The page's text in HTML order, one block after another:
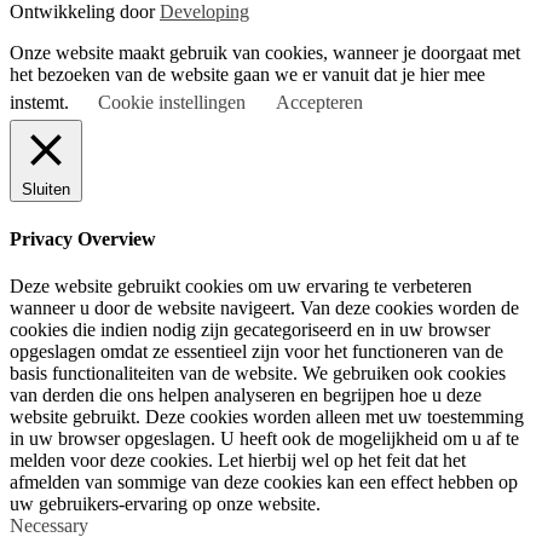
Ontwikkeling doorDeveloping
Onze website maakt gebruik van cookies, wanneer je doorgaat met
het bezoeken van de website gaan we er vanuit dat je hier mee
instemt.
Cookie instellingen Accepteren
Sluiten
Privacy Overview
Deze website gebruikt cookies om uw ervaring te verbeteren
wanneer u door de website navigeert. Van deze cookies worden de
cookies die indien nodig zijn gecategoriseerd en in uw browser
opgeslagen omdat ze essentieel zijn voor het functioneren van de
basis functionaliteiten van de website. We gebruiken ook cookies
van derden die ons helpen analyseren en begrijpen hoe u deze
website gebruikt. Deze cookies worden alleen met uw toestemming
in uw browser opgeslagen. U heeft ook de mogelijkheid om u af te
melden voor deze cookies. Let hierbij wel op het feit dat het
afmelden van sommige van deze cookies kan een effect hebben op
uw gebruikers-ervaring op onze website.
Necessary